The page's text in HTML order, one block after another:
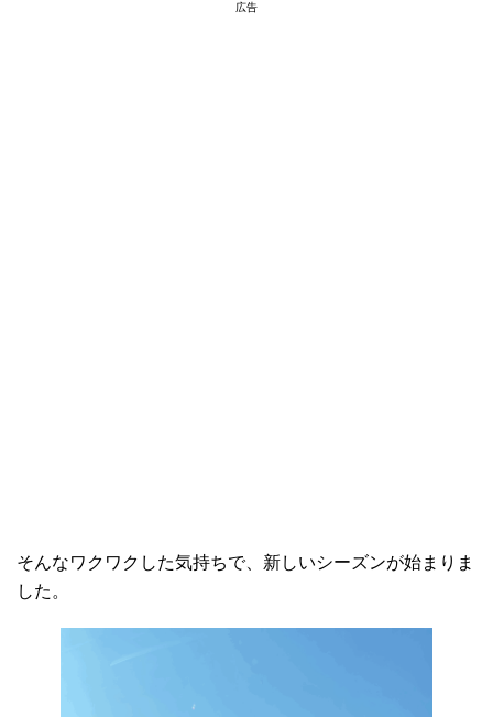
広告
そんなワクワクした気持ちで、新しいシーズンが始まりま
した。